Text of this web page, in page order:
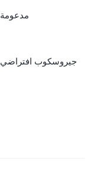
مدعومة
جيروسكوب افتراضي